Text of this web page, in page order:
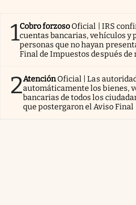
1Cobro forzoso Oficial | IRS
cuentas bancarias, vehículos y
personas que no hayan
Final de Impuestos después
2AtenciónOficial | Las
automáticamente los bienes,
bancarias de todos los
que postergaron el Aviso Final